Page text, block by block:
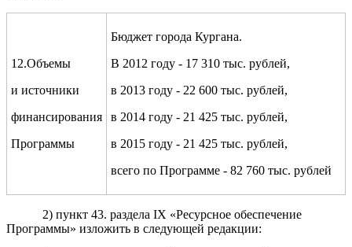
12.Объемы
и источники
финансирования
Программы
Бюджет города Кургана.
В 2012 году - 17 310 тыс. рублей,
в 2013 году - 22 600 тыс. рублей,
в 2014 году - 21 425 тыс. рублей,
в 2015 году - 21 425 тыс. рублей,
всего по Программе - 82 760 тыс. рублей
2) пункт 43. раздела IX «Ресурсное обеспечение
Программы» изложить в следующей редакции: